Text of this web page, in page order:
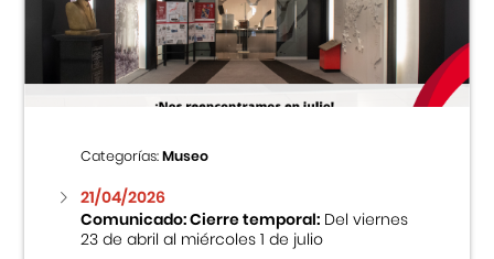
Centro Cultural Peruano Japonés
Museo de la Inmigración Japonesa
Fondo Editorial
Teatro Peruano Japonés
Categorías:Museo
21/04/2026
Comunicado: Cierre temporal:Del viernes
23 de abril al miércoles 1 de julio